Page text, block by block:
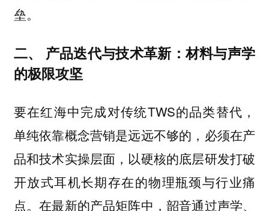
垒。
二、 产品迭代与技术革新：材料与声学
的极限攻坚
要在红海中完成对传统TWS的品类替代，
单纯依靠概念营销是远远不够的，必须在产
品和技术实操层面，以硬核的底层研发打破
开放式耳机长期存在的物理瓶颈与行业痛
点。在最新的产品矩阵中，韶音通过声学、